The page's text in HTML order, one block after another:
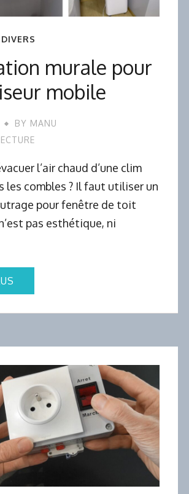
DIVERS
murale pour
mobile
BY MANU
l’air chaud d’une clim
les combles ? Il faut utiliser un
pour fenêtre de toit
pas esthétique, ni